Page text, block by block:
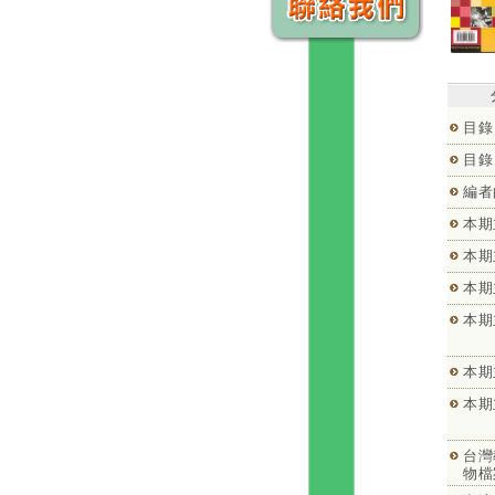
目錄
目錄
編
本
本
本
本
本
本
台
物